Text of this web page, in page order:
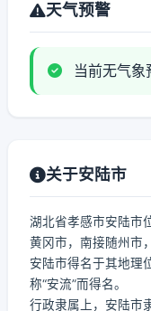
天气预警
当前无气象
关于安陆市
湖北省孝感市安陆市
黄冈市，南接随州市
安陆市得名于其地理
称“安流”而得名。
行政隶属上，安陆市